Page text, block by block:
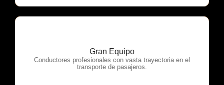
Gran Equipo
Conductores profesionales con vasta trayectoria en el
transporte de pasajeros.
OTP Servicios